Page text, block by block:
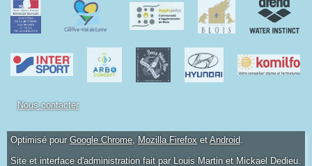
Nous contacter
Optimisé pour Google Chrome Mozilla Firefox et Android
Site et interface d'administration fait par Louis Martin et Mickael Dedieu.